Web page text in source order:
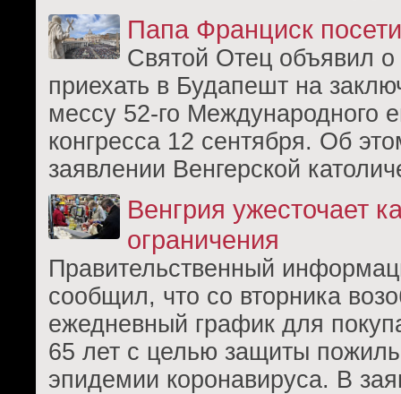
Папа Франциск
Святой Отец объявил
приехать в Будапешт на
мессу 52-го Международного
конгресса 12 сентября. Об
заявлении Венгерской
Венгрия ужесточает
ограничения
Правительственный
сообщил, что со вторника
ежедневный график для
65 лет с целью защиты
эпидемии коронавируса. В